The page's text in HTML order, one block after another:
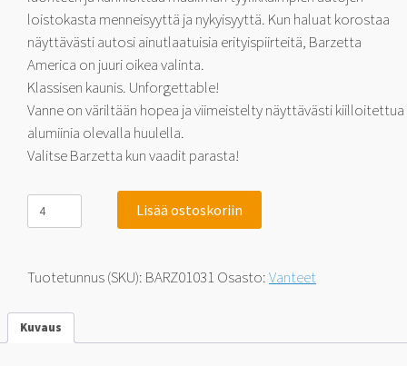
loistokasta menneisyyttä ja nykyisyyttä. Kun haluat korostaa
näyttävästi autosi ainutlaatuisia erityispiirteitä, Barzetta
America on juuri oikea valinta.
Klassisen kaunis. Unforgettable!
Vanne on väriltään hopea ja viimeistelty näyttävästi kiilloitettua
alumiinia olevalla huulella.
Valitse Barzetta kun vaadit parasta!
Barzetta
America
Silver
5x120.65
Lisää ostoskoriin
Tuotetunnus (SKU): BARZ01031 Osasto:Vanteet
Kuvaus